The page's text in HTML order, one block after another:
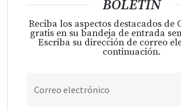
BOLETÍN
Reciba los aspectos destacados de
gratis en su bandeja de entrada
Escriba su dirección de correo
continuación.
Correo electrónico